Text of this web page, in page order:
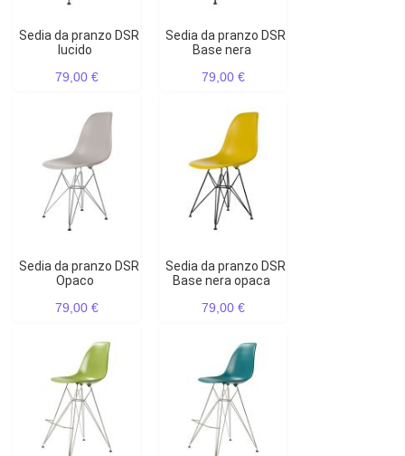
Sedia da pranzo DSR
lucido
79,00 €
Sedia da pranzo DSR
Base nera
79,00 €
Sedia da pranzo DSR
Opaco
79,00 €
Sedia da pranzo DSR
Base nera opaca
79,00 €